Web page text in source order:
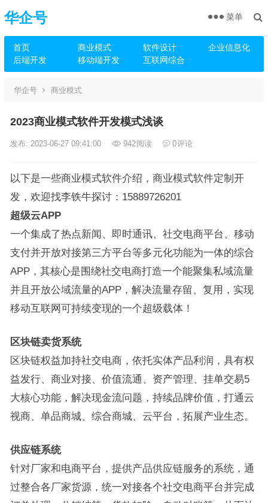
华企号
首页 商业模式 软件设计
企业信息化
后端开发
移动端开发 互联网综合
菜单
华企号 商业模式
2023商业模式软件开发模式浅谈
发布: 2023-06-27 09:41:00 942阅读 0评论
以下是一些商业模式软件介绍，商业模式软件定制开
发，欢迎找李铁牛探讨：15889726201
超级云APP
一个集成了热点新闻、即时通讯、社交电商平台、移动
支付并开放对接第三方平台等多元化功能为一体的综合
APP，其核心是围绕社交电商打造一个能聚集私域流量
并且开放公域流量的APP，解决流量存留、复用，实现
移动互联网可持续变现的一个超级载体！
区块链卖货系统
区块链权益加持社交电商，依托实体产品利润，具有权
益发行、商业对接、价值流通、资产管理、挂单交易5
大核心功能，解决现金流问题，持续品牌价值，打通云
视商、单品商城、综合商城、云平台，拓展产业生态。
供应链系统
针对厂家和电商平台，提供产品供应链服务的系统，通
过整合各厂家货源，统一对接各个社交电商平台并完成